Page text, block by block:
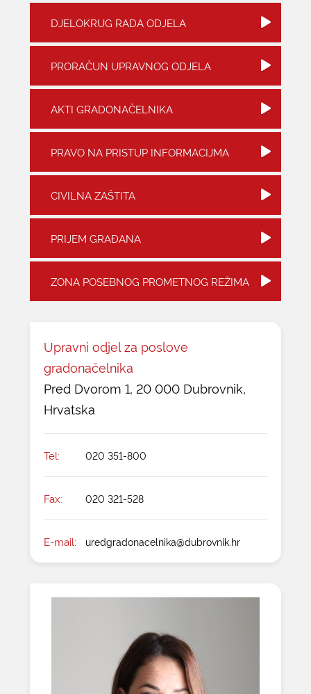
KONTAKTI
DJELOKRUG RADA ODJELA
PRORAČUN UPRAVNOG ODJELA
AKTI GRADONAČELNIKA
PRAVO NA PRISTUP INFORMACIJMA
CIVILNA ZAŠTITA
PRIJEM GRAĐANA
ZONA POSEBNOG PROMETNOG REŽIMA
Upravni odjel za poslove
gradonačelnika
Pred Dvorom 1, 20 000 Dubrovnik,
Hrvatska
Tel: 020 351-800
Fax: 020 321-528
E-mail: uredgradonacelnika@dubrovnik.hr